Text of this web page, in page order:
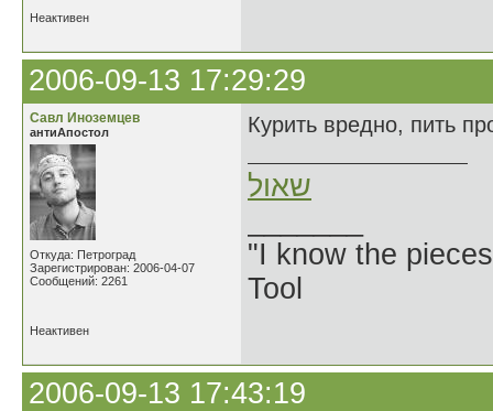
Неактивен
2006-09-13 17:29:29
Савл Иноземцев
антиАпостол
Откуда: Петроград
Зарегистрирован: 2006-04-07
Сообщений: 2261
Курить вредно, пить
שאול
"I know the
Tool
Неактивен
2006-09-13 17:43:19